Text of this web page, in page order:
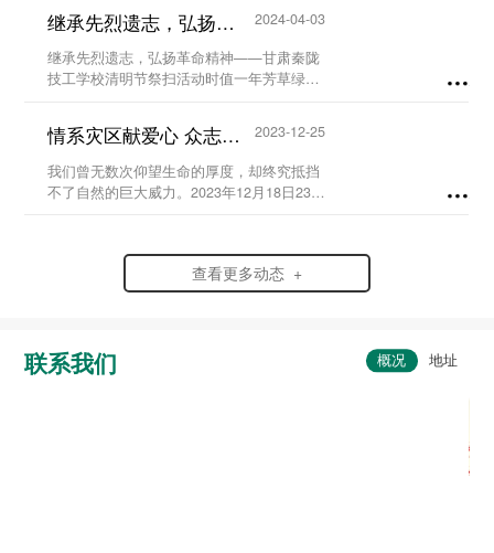
人人享有技能的校园氛围。5月23日至29
日，我校...
继承先烈遗志，弘扬革命精神-甘肃秦陇技工学校清明节祭扫活动...
2024-04-03
继承先烈遗志，弘扬革命精神——甘肃秦陇
技工学校清明节祭扫活动时值一年芳草绿，
烈精神，在党支部及校团委的组织领导下，
我校于20...
情系灾区献爱心 众志成城渡难关...
2023-12-25
我们曾无数次仰望生命的厚度，却终究抵挡
不了自然的巨大威力。2023年12月18日23时
查看更多动态 +
联系我们